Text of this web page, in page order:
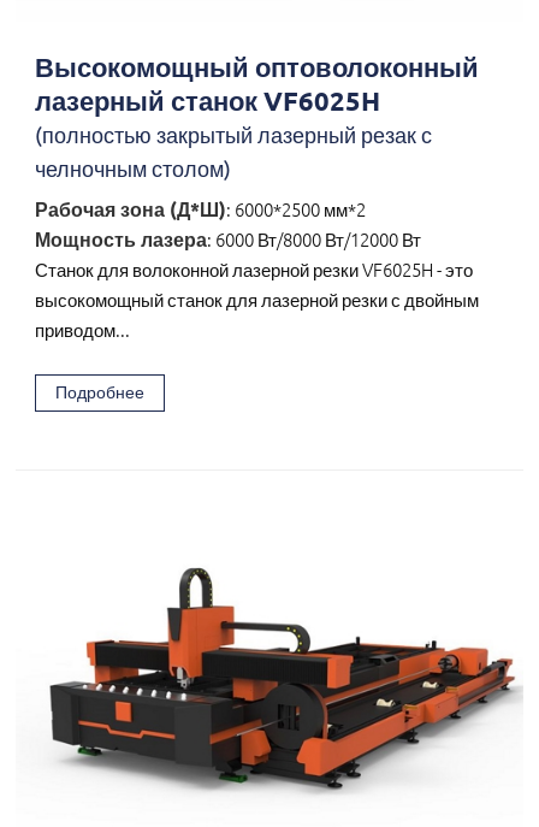
Высокомощный оптоволоконный
лазерный станок VF6025H
(полностью закрытый лазерный резак с
челночным столом)
Рабочая зона (Д*Ш): 6000*2500 мм*2
Мощность лазера: 6000 Вт/8000 Вт/12000 Вт
Станок для волоконной лазерной резки VF6025H - это
высокомощный станок для лазерной резки с двойным
приводом...
Подробнее